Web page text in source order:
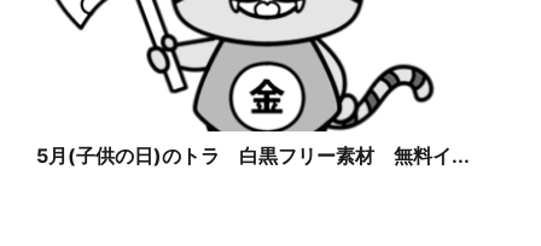
5月(子供の日)のトラ 白黒フリー素材 無料イ...